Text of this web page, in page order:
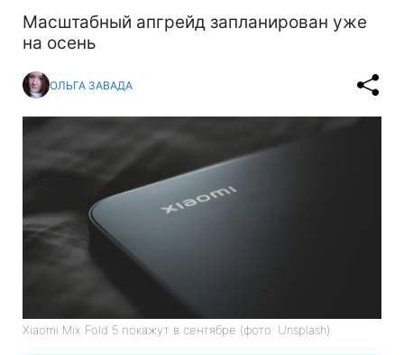
Масштабный апгрейд запланирован уже
на осень
ОЛЬГА ЗАВАДА
Xiaomi Mix Fold 5 покажут в сентябре (фото: Unsplash)